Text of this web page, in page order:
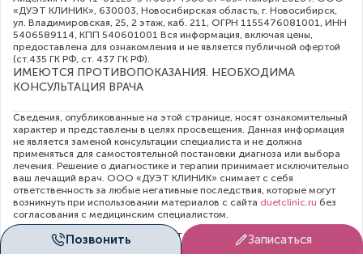
Позвонить Записаться
«ДУЭТ КЛИНИК», 630003, Новосибирская область, г. Новосибирск,
ул. Владимировская, 25, 2 этаж, каб. 211, ОГРН 1155476081001, ИНН
5406589114, КПП 540601001 Вся информация, включая цены,
предоставлена для ознакомления и не является публичной офертой
(ст.435 ГК РФ, cт. 437 ГК РФ).
ИМЕЮТСЯ ПРОТИВОПОКАЗАНИЯ. НЕОБХОДИМА
КОНСУЛЬТАЦИЯ ВРАЧА
Сведения, опубликованные на этой странице, носят ознакомительный
характер и представлены в целях просвещения. Данная информация
не является заменой консультации специалиста и не должна
применяться для самостоятельной постановки диагноза или выбора
лечения. Решение о диагностике и терапии принимает исключительно
ваш лечащий врач. ООО «ДУЭТ КЛИНИК» снимает с себя
ответственность за любые негативные последствия, которые могут
возникнуть при использовании материалов с сайта duetclinic.ru без
согласования с медицинским специалистом.
Администрация клиники прилагает все усилия для своевременного
обновления цен в опубликованном на сайте прейскуранте. Тем не